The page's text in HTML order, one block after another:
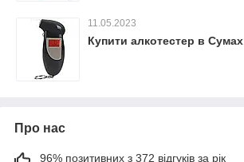
11.05.2023
Купити алкотестер в Сумах
Про нас
96% позитивних з 372 відгуків за рік